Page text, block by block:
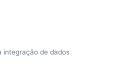
integração de dados